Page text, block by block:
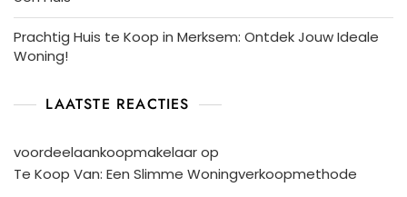
Prachtig Huis te Koop in Merksem: Ontdek Jouw Ideale
Woning!
LAATSTE REACTIES
voordeelaankoopmakelaarop
Te Koop Van: Een Slimme Woningverkoopmethode